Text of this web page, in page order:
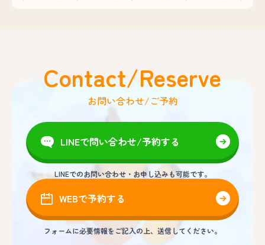
Contact/Reserve
お問い合わせ/ご予約
LINEで問い合わせ/予約する
LINEでのお問い合わせ・お申し込みも可能です。
WEBで予約する
フォームに必要情報をご記入の上、送信してください。